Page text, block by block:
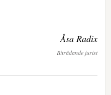
Åsa Radix
Biträdande jurist